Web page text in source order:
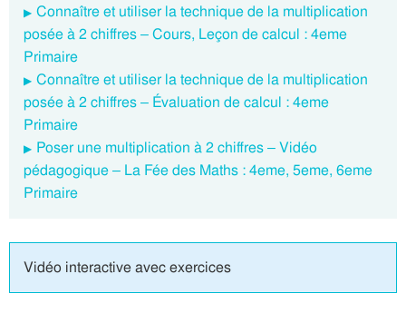
Connaître et utiliser la technique de la multiplication
posée à 2 chiffres – Cours, Leçon de calcul : 4eme
Primaire
Connaître et utiliser la technique de la multiplication
posée à 2 chiffres – Évaluation de calcul : 4eme
Primaire
Poser une multiplication à 2 chiffres – Vidéo
pédagogique – La Fée des Maths : 4eme, 5eme, 6eme
Primaire
Vidéo interactive avec exercices